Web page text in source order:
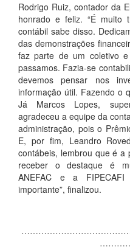
Rodrigo Ruiz, contador da
honrado e feliz. “É muito
contábil sabe disso.
das demonstrações
faz parte de um coletivo
passamos. Fazia-se
devemos pensar nos
informação útil. Fazendo o
Já Marcos Lopes,
agradeceu a equipe da
administração, pois o
E, por fim, Leandro
contábeis, lembrou que é a
receber o destaque é
ANEFAC e a
importante”, finalizou.